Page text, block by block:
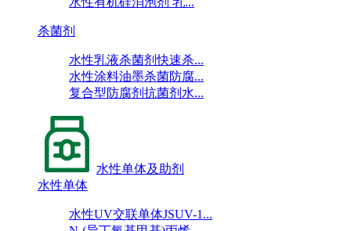
杀菌剂
水性乳液杀菌剂快速杀...
水性涂料油墨杀菌防腐...
复合型防腐剂抗菌剂水...
水性单体及助剂
水性单体
水性UV交联单体JSUV-1...